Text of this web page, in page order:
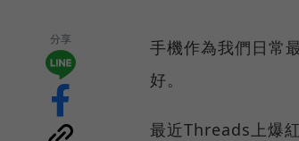
分享
手機作為我們日常
好。
最近Threads上爆